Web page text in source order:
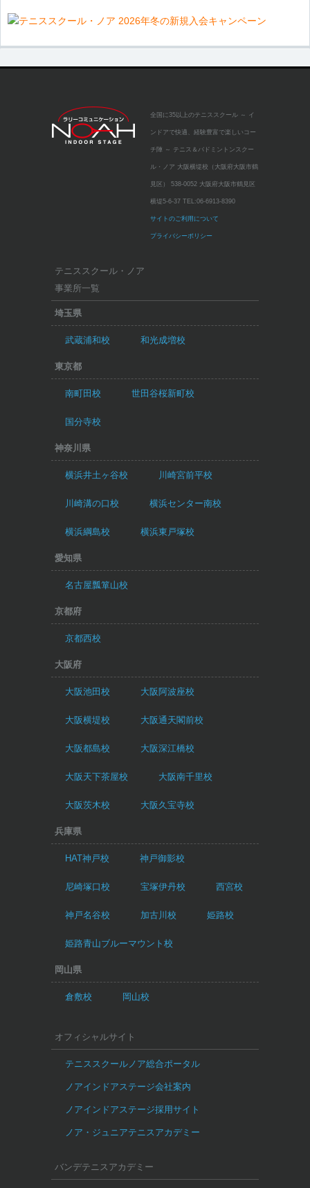
全国に35以上のテニススクール ～ イ
ンドアで快適、経験豊富で楽しいコー
チ陣 ～ テニス＆バドミントンスクー
ル・ノア 大阪横堤校（大阪府大阪市鶴
見区） 538-0052 大阪府大阪市鶴見区
横堤5-6-37 TEL:06-6913-8390
サイトのご利用について
プライバシーポリシー
テニススクール・ノア
事業所一覧
埼玉県
武蔵浦和校 和光成増校
東京都
南町田校 世田谷桜新町校
国分寺校
神奈川県
横浜井土ヶ谷校 川崎宮前平校
川崎溝の口校 横浜センター南校
横浜綱島校 横浜東戸塚校
愛知県
名古屋瓢箪山校
京都府
京都西校
大阪府
大阪池田校 大阪阿波座校
大阪横堤校 大阪通天閣前校
大阪都島校 大阪深江橋校
大阪天下茶屋校 大阪南千里校
大阪茨木校 大阪久宝寺校
兵庫県
HAT神戸校 神戸御影校
尼崎塚口校 宝塚伊丹校 西宮校
神戸名谷校 加古川校 姫路校
姫路青山ブルーマウント校
岡山県
倉敷校 岡山校
オフィシャルサイト
テニススクールノア総合ポータル
ノアインドアステージ会社案内
ノアインドアステージ採用サイト
ノア・ジュニアテニスアカデミー
バンデテニスアカデミー